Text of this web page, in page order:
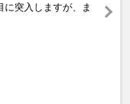
に突入しますが、ま